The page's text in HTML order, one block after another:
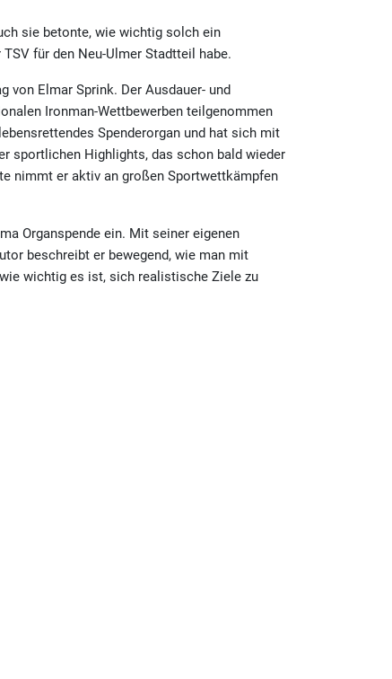
sie betonte, wie wichtig solch ein
für den Neu-Ulmer Stadtteil habe.
von Elmar Sprink. Der Ausdauer- und
Ironman-Wettbewerben teilgenommen
Spenderorgan und hat sich mit
sportlichen Highlights, das schon bald wieder
nimmt er aktiv an großen Sportwettkämpfen
Organspende ein. Mit seiner eigenen
beschreibt er bewegend, wie man mit
wichtig es ist, sich realistische Ziele zu